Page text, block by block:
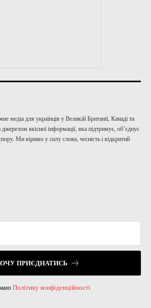
медіа для українців у Великій Британії, Канаді та
якісної інформації, яка підтримує, об’єднує
Ми віримо у силу слова, чесність і відкритий
ПРИЄДНАТИСЬ
Політику конфіденційності